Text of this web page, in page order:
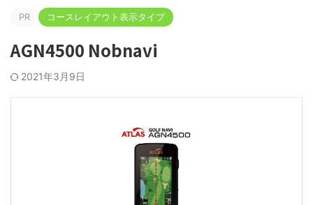
PR コースレイアウト表示タイプ
AGN4500 Nobnavi
2021年3月9日